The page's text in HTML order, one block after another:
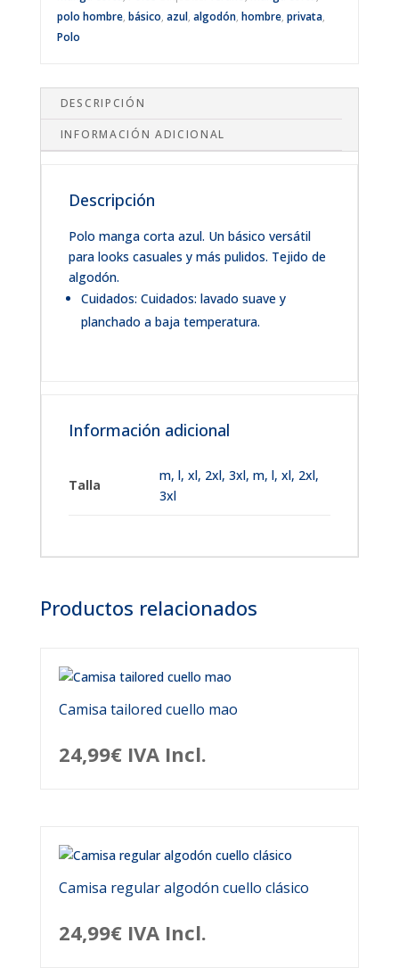
polo hombre, básico, azul, algodón, hombre, privata,
Polo
DESCRIPCIÓN
INFORMACIÓN ADICIONAL
Descripción
Polo manga corta azul. Un básico versátil
para looks casuales y más pulidos. Tejido de
algodón.
Cuidados: Cuidados: lavado suave y
planchado a baja temperatura.
Información adicional
Talla
m, l, xl, 2xl, 3xl, m, l, xl, 2xl,
3xl
Productos relacionados
Camisa tailored cuello mao
24,99€ IVA Incl.
Camisa regular algodón cuello clásico
24,99€ IVA Incl.